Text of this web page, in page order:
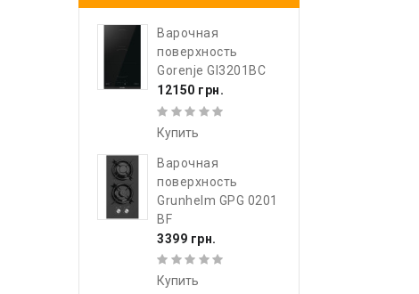
Варочная
поверхность
Gorenje GI3201BC
12150 грн.
Купить
Варочная
поверхность
Grunhelm GPG 0201
BF
3399 грн.
Купить